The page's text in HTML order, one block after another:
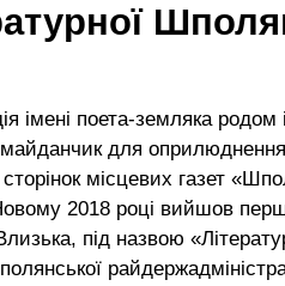
імені поета-земляка родом
для
місцевих газет
2018 році вийшов
під назвою